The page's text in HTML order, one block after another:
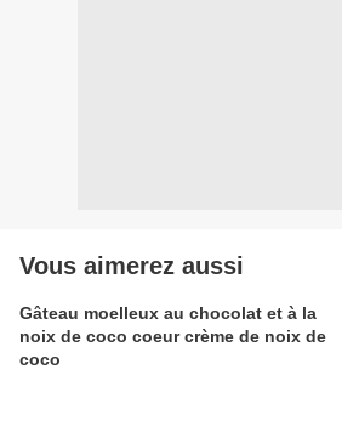
Vous aimerez aussi
Gâteau moelleux au chocolat et à la
noix de coco coeur crème de noix de
coco